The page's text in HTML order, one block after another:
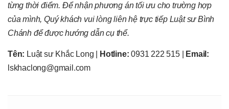
từng thời điểm. Để nhận phương án tối ưu cho trường hợp
của mình, Quý khách vui lòng liên hệ trực tiếp Luật sư Bình
Chánh để được hướng dẫn cụ thể.
Tên: Luật sư Khắc Long | Hotline: 0931 222 515 |
Email:
lskhaclong@gmail.com